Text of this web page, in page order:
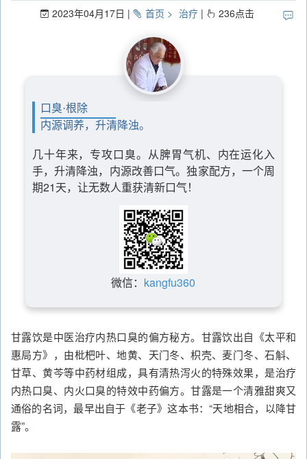
2023年04月17日 首页 治疗 236点击
口臭·根除
内源调养，升清降浊。
几十年来，专攻口臭。从脾胃气机、内在运化入
手，升清降浊，内源改善口气。独家配方，一个周
期21天，让无数人重获清新口气！
微信： kangfu360
甘露饮是中医治疗内热口臭的偏方秘方。甘露饮出自《太平和
惠局方》，由枇杷叶、地黄、天门冬、枳壳、麦门冬、石斛、
甘草、黄芩等中药材组成，具有清热泻火的特殊效果，是治疗
内热口臭、内火口臭的特效中药偏方。甘露是一个清雅甜爽又
通俗的名词，最早出自于《老子》这本书：“天地相合，以降甘
露”。